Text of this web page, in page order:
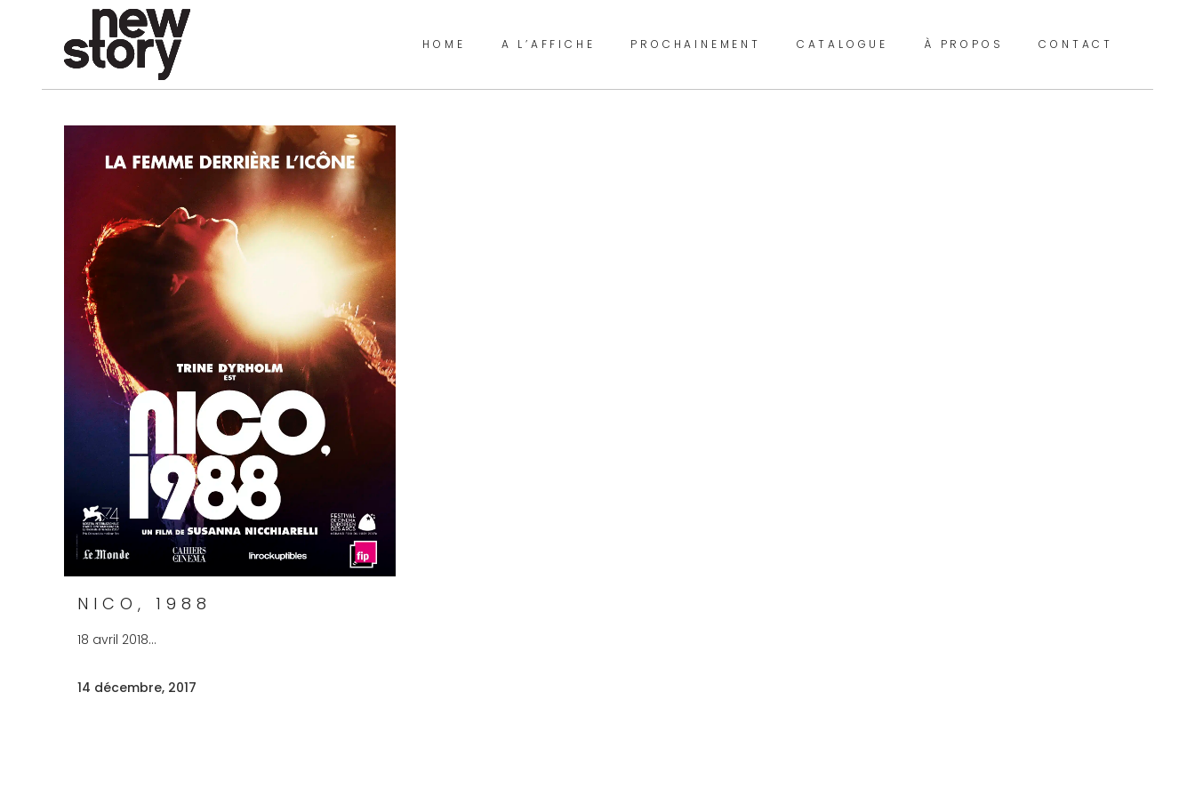
HOME A L’AFFICHE PROCHAINEMENT CATALOGUE À PROPOS CONTACT
NICO, 1988
18 avril 2018...
14 décembre, 2017